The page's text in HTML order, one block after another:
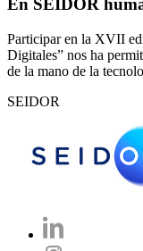
En SEIDOR
Participar en la XVII
Digitales” nos ha
de la mano de la
SEIDOR